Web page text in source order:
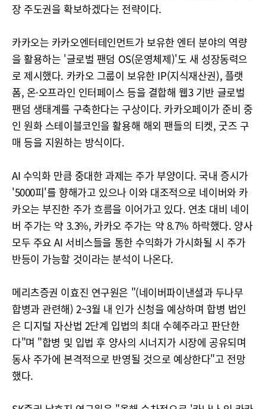
장 주도권을 확보하겠다는 전략이다.
카카오는 카카오엔터테인먼트가 보유한 엔터 분야의 역량
을 활용하는 '글로벌 팬덤 OS(운영체제)'도 새 성장동력으
로 제시했다. 카카오 그룹이 보유한 IP(지식재산권), 플랫
폼, 온·오프라인 인터페이스 등을 결합해 웹3 기반 글로벌
팬덤 생태계를 구축한다는 구상이다. 카카오페이가 준비 중
인 원화 스테이블코인을 활용해 해외 팬들의 티켓, 굿즈 구
매 등을 지원하는 방식이다.
AI 수익화 만큼 중대한 과제는 주가 부양이다. 국내 증시가
'5000피'를 향해가고 있으나 이와 대조적으로 네이버와 카
카오는 부진한 주가 흐름을 이어가고 있다. 연초 대비 네이
버 주가는 약 3.3%, 카카오 주가는 약 8.7% 하락했다. 양사
모두 주요 AI 서비스들을 통한 수익화가 가시화될 시 주가
반등이 가능할 것이라는 분석이 나온다.
메리츠증권 이효진 연구원은 "(네이버파이낸셜과 두나무
합병과 관련해) 2~3월 내 인가 신청을 예상하며 합병 법인
은 디지털 자산법 2단계 입법의 최대 수혜주라고 판단한
다"며 "합병 및 입법 후 양사의 시너지가 시장에 공유되며
동사 주가에 본격적으로 반영될 것으로 예상한다"고 전망
했다.